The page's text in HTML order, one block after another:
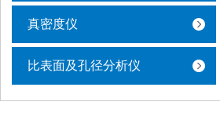
真密度仪
比表面及孔径分析仪